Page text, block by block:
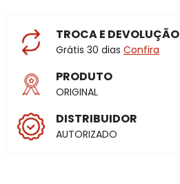
TROCA E DEVOLUÇÃO
Grátis 30 dias Confira
PRODUTO
ORIGINAL
DISTRIBUIDOR
AUTORIZADO